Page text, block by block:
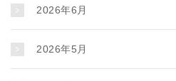
2026年6月
2026年5月